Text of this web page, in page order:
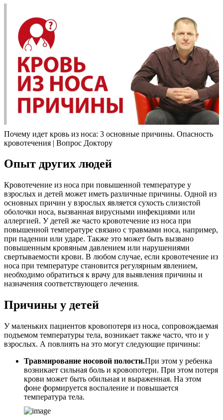
Почему идет кровь из носа: 3 основные причины. Опасность
кровотечения | Вопрос Доктору
Опыт других людей
Кровотечение из носа при повышенной температуре у
взрослых и детей может иметь различные причины. Одной из
основных причин у взрослых является сухость слизистой
оболочки носа, вызванная вирусными инфекциями или
аллергией. У детей же часто кровотечение из носа при
повышенной температуре связано с травмами носа, например,
при падении или ударе. Также это может быть вызвано
повышенным кровяным давлением или нарушениями
свертываемости крови. В любом случае, если кровотечение из
носа при температуре становится регулярным явлением,
необходимо обратиться к врачу для выявления причины и
назначения соответствующего лечения.
Причины у детей
У маленьких пациентов кровопотеря из носа, сопровождаемая
подъемом температуры тела, возникает также часто, что и у
взрослых. А повлиять на это могут следующие причины:
Травмирование носовой полости.При этом у ребенка
возникает сильная боль и кровопотери. При этом потеря
крови может быть обильная и выраженная. На этом
фоне формируется воспаление и повышается
температура тела.